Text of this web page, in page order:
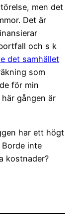
men det
Det är
och s k
det samhället
som
för min
gången är
har ett högt
inte
kostnader?